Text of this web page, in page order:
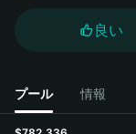
良い
プール 情報